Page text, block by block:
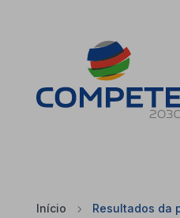
Início Resultados da